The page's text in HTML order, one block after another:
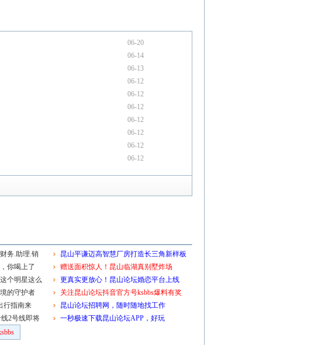
06-20
06-14
06-13
06-12
06-12
06-12
06-12
06-12
06-12
06-12
务.助理.销
.老师~
你喝上了
个明星这么
的守护者
行指南来
2号线即将
昆山平谦迈高智慧厂房打造长三角新样板
赠送面积惊人！昆山临湖真别墅炸场
更真实更放心！昆山论坛婚恋平台上线
关注昆山论坛抖音官方号ksbbs爆料有奖
昆山论坛招聘网，随时随地找工作
一秒极速下载昆山论坛APP，好玩